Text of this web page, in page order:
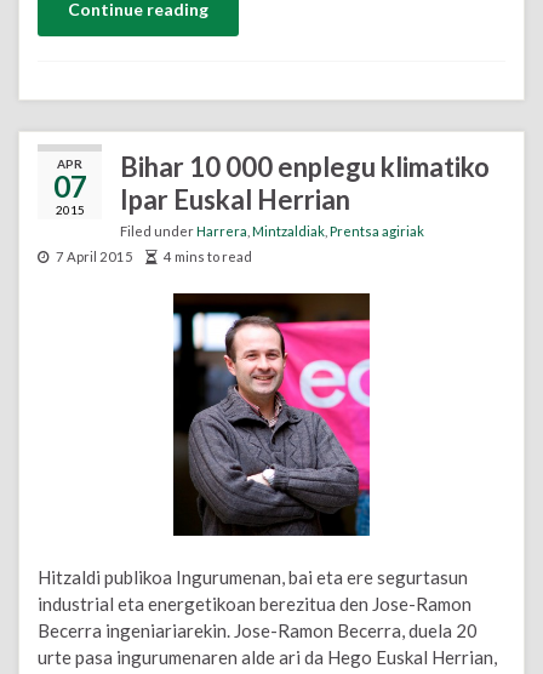
Continue reading
APR
07
2015
Bihar 10 000 enplegu klimatiko
Ipar Euskal Herrian
Filed underHarrera Mintzaldiak Prentsa agiriak
7 April 2015
4 mins to read
Hitzaldi publikoa Ingurumenan, bai eta ere segurtasun
industrial eta energetikoan berezitua den Jose-Ramon
Becerra ingeniariarekin. Jose-Ramon Becerra, duela 20
urte pasa ingurumenaren alde ari da Hego Euskal Herrian,